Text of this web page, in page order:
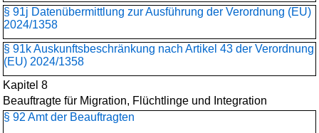
§ 91j Datenübermittlung zur Ausführung der Verordnung (EU)
2024/1358
§ 91k Auskunftsbeschränkung nach Artikel 43 der Verordnung
(EU) 2024/1358
Kapitel 8
Beauftragte für Migration, Flüchtlinge und Integration
§ 92 Amt der Beauftragten